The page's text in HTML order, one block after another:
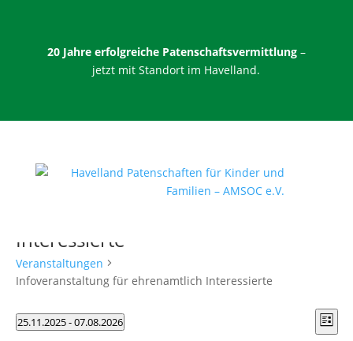
20 Jahre erfolgreiche Patenschaftsvermittlung –
jetzt mit Standort im Havelland.
Interessierte
Veranstaltungen
Infoveranstaltung für ehrenamtlich Interessierte
Veranstaltungen Liste
25.11.2025 - 07.08.2026